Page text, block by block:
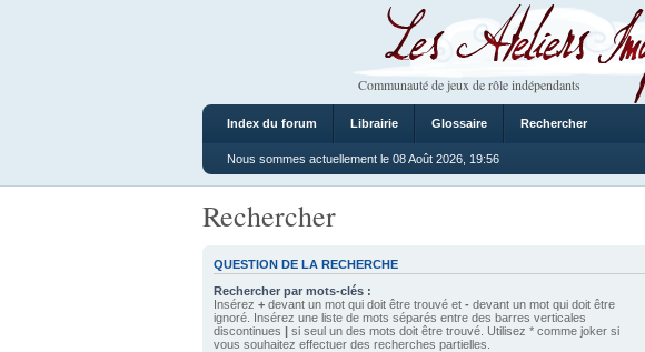
Les Ateliers Imaginaires
Communauté de jeux de rôle indépendants
Index du forum Librairie Glossaire Rechercher
Nous sommes actuellement le 08 Août 2026, 19:56
Rechercher
QUESTION DE LA RECHERCHE
Rechercher par mots-clés :
Insérez + devant un mot qui doit être trouvé et - devant un mot qui doit être
ignoré. Insérez une liste de mots séparés entre des barres verticales
discontinues | si seul un des mots doit être trouvé. Utilisez * comme joker si
vous souhaitez effectuer des recherches partielles.